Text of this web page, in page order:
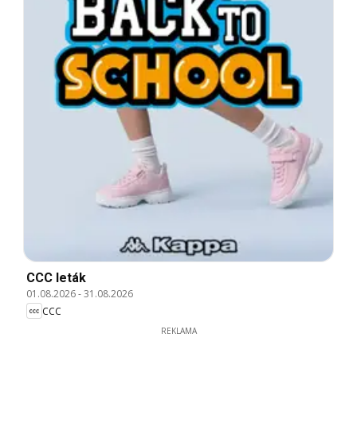
CCC leták
01.08.2026-31.08.2026
CCC
REKLAMA